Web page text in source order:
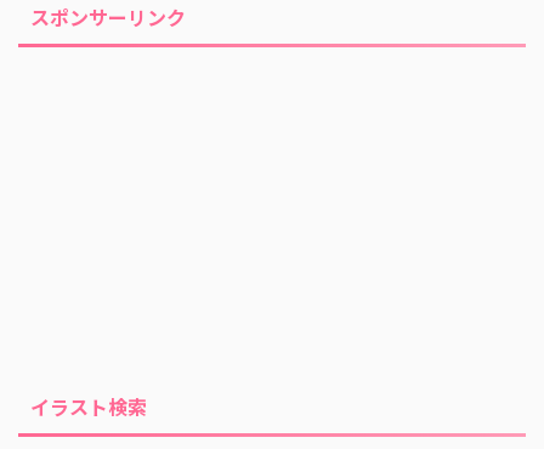
スポンサーリンク
イラスト検索